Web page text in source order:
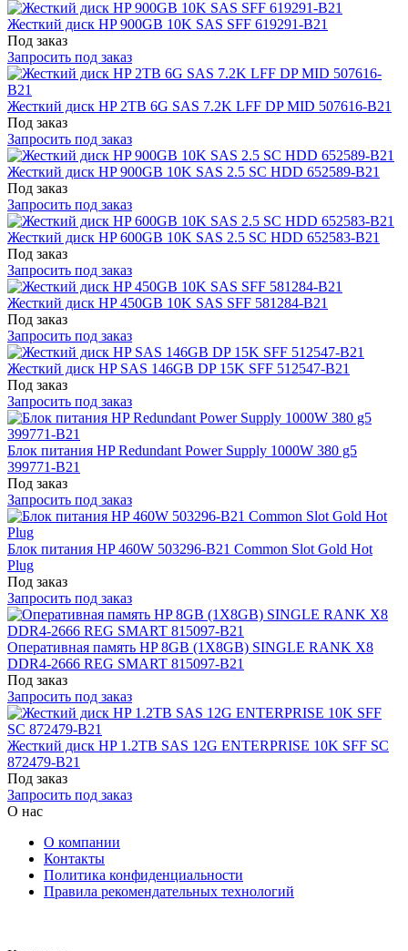
Жесткий диск HP 900GB 10K SAS SFF 619291-B21
Под заказ
Запросить под заказ
Жесткий диск HP 2TB 6G SAS 7.2K LFF DP MID 507616-B21
Под заказ
Запросить под заказ
Жесткий диск HP 900GB 10K SAS 2.5 SC HDD 652589-B21
Под заказ
Запросить под заказ
Жесткий диск HP 600GB 10K SAS 2.5 SC HDD 652583-B21
Под заказ
Запросить под заказ
Жесткий диск HP 450GB 10K SAS SFF 581284-B21
Под заказ
Запросить под заказ
Жесткий диск HP SAS 146GB DP 15K SFF 512547-B21
Под заказ
Запросить под заказ
Блок питания HP Redundant Power Supply 1000W 380 g5
399771-B21
Под заказ
Запросить под заказ
Блок питания HP 460W 503296-B21 Common Slot Gold Hot
Plug
Под заказ
Запросить под заказ
Оперативная память HP 8GB (1X8GB) SINGLE RANK X8
DDR4-2666 REG SMART 815097-B21
Под заказ
Запросить под заказ
Жесткий диск HP 1.2TB SAS 12G ENTERPRISE 10K SFF SC
872479-B21
Под заказ
Запросить под заказ
О нас
О компании
Контакты
Политика конфиденциальности
Правила рекомендательных технологий